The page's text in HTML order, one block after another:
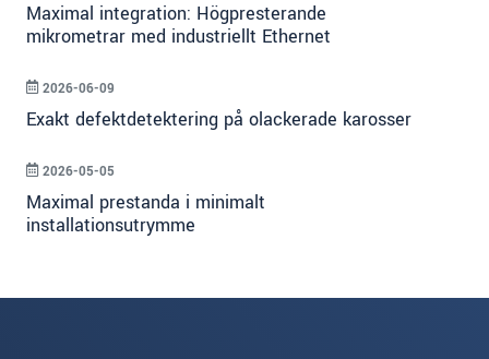
Maximal integration: Högpresterande
mikrometrar med industriellt Ethernet
Exakt defektdetektering på olackerade karosser
2026-06-09
Maximal prestanda i minimalt
installationsutrymme
2026-05-05